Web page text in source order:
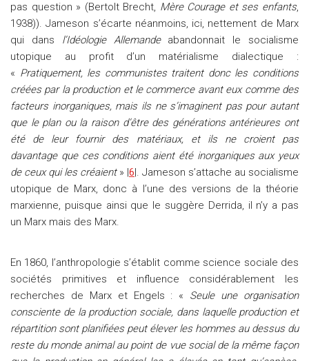
pas question » (Bertolt Brecht, Mère Courage et ses enfants,
1938)). Jameson s’écarte néanmoins, ici, nettement de Marx
qui dans l’Idéologie Allemandeabandonnait le socialisme
utopique au profit d’un matérialisme dialectique :
« Pratiquement, les communistes traitent donc les conditions
créées par la production et le commerce avant eux comme des
facteurs inorganiques, mais ils ne s’imaginent pas pour autant
que le plan ou la raison d’être des générations antérieures ont
été de leur fournir des matériaux, et ils ne croient pas
davantage que ces conditions aient été inorganiques aux yeux
de ceux qui les créaient» |6|. Jameson s’attache au socialisme
utopique de Marx, donc à l’une des versions de la théorie
marxienne, puisque ainsi que le suggère Derrida, il n’y a pas
un Marx mais des Marx.
En 1860, l’anthropologie s’établit comme science sociale des
sociétés primitives et influence considérablement les
recherches de Marx et Engels : « Seule une organisation
consciente de la production sociale, dans laquelle production et
répartition sont planifiées peut élever les hommes au dessus du
reste du monde animal au point de vue social de la même façon